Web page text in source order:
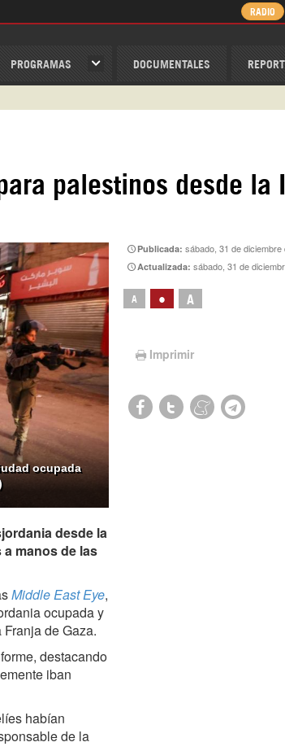
PROGRAMAS DOCUMENTALES
RADIO
palestinos desde la II
ocupada
Publicada:sábado, 31 de diciembre
Actualizada:sábado, 31 de
A • A
Imprimir
desde la
manos de las
Middle East Eye,
ocupada y
de Gaza.
destacando
iban
habían
de la